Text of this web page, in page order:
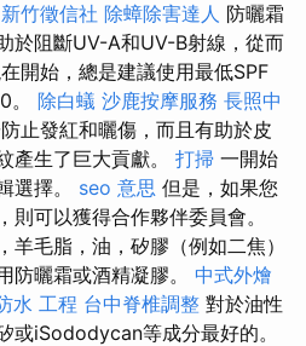
新竹徵信社 除蟑除害達人 防曬霜
於阻斷​​UV-A和UV-B射線，從而
開始，總是建議使用最低SPF
。 除白蟻 沙鹿按摩服務 長照中
止發紅和曬傷，而且有助於皮
產生了巨大貢獻。 打掃 一開始
選擇。 seo 意思 但是，如果您
可以獲得合作夥伴委員會。
羊毛脂，油，矽膠（例如二焦）
防曬霜或酒精凝膠。 中式外燴
水 工程 台中脊椎調整 對於油性
或iSododycan等成分最好的。